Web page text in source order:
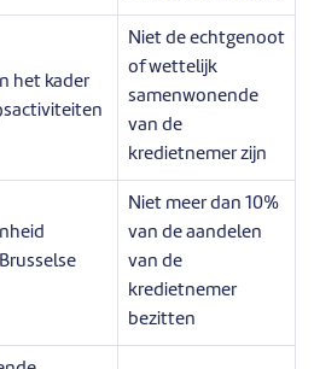
het kader
Niet de echtgenoot
of wettelijk
samenwonende
van de
kredietnemer zijn
Niet meer dan 10%
van de aandelen
van de
kredietnemer
bezitten